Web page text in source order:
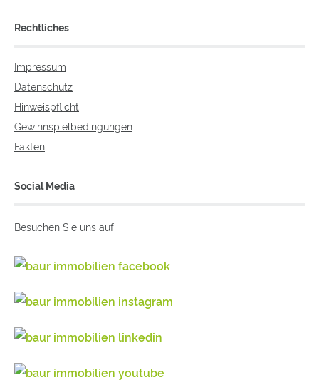
Rechtliches
Impressum
Datenschutz
Hinweispflicht
Gewinnspielbedingungen
Fakten
Social Media
Besuchen Sie uns auf